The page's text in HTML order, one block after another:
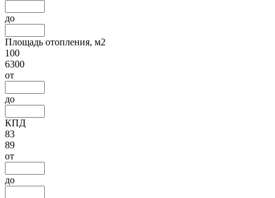
до
Площадь отопления, м2
100
6300
от
до
КПД
83
89
от
до